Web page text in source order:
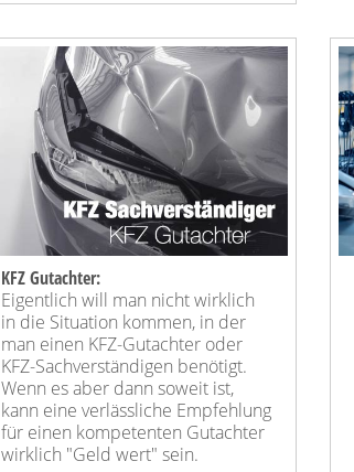
KFZ Gutachter:
Eigentlich will man nicht wirklich
in die Situation kommen, in der
man einen KFZ-Gutachter oder
KFZ-Sachverständigen benötigt.
Wenn es aber dann soweit ist,
kann eine verlässliche Empfehlung
für einen kompetenten Gutachter
wirklich "Geld wert" sein.